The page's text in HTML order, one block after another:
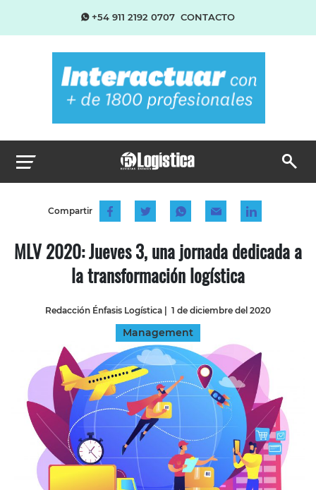
+54 911 2192 0707 CONTACTO
Compartir
MLV 2020: Jueves 3, una jornada dedicada a
la transformación logística
Redacción Énfasis Logística | 1 de diciembre del 2020
Management